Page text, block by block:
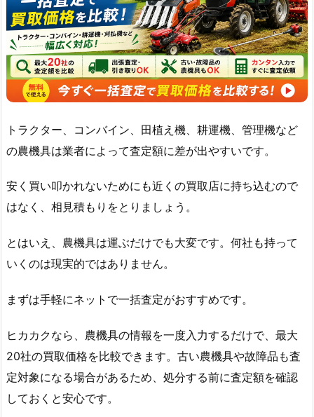
トラクター、コンバイン、田植え機、耕運機、管理機など
の農機具は業者によって査定額に差が出やすいです。
安く買い叩かれないためにも近くの買取店に持ち込むので
はなく、相見積もりをとりましょう。
とはいえ、農機具は運ぶだけでも大変です。何社も持って
いくのは現実的ではありません。
まずは手軽にネットで一括査定がおすすめです。
ヒカカクなら、農機具の情報を一度入力するだけで、最大
20社の買取価格を比較できます。古い農機具や故障品も査
定対象になる場合があるため、処分する前に査定額を確認
しておくと安心です。